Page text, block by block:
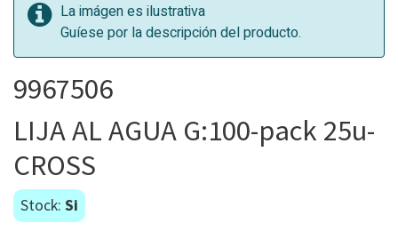
La imágen es ilustrativa
Guíese por la descripción del producto.
9967506
LIJA AL AGUA G:100-pack 25u-
CROSS
Stock: Si